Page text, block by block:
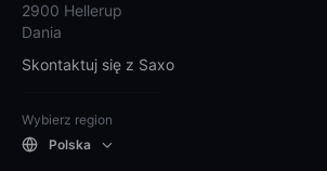
2900 Hellerup
Dania
Skontaktuj się z Saxo
Wybierz region
Polska